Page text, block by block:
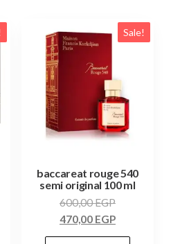
Sale!
baccareat rouge 540
semi original 100 ml
600,00EGP
470,00 EGP